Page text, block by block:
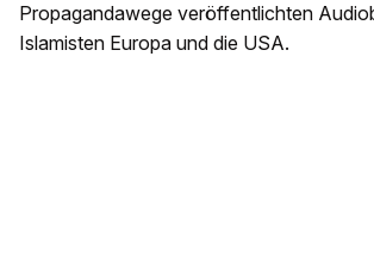
Propagandawege veröffentlichten
Islamisten Europa und die USA.